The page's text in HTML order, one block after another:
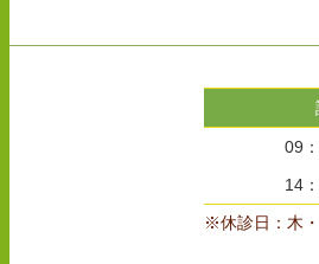
09
14
※休診日：木